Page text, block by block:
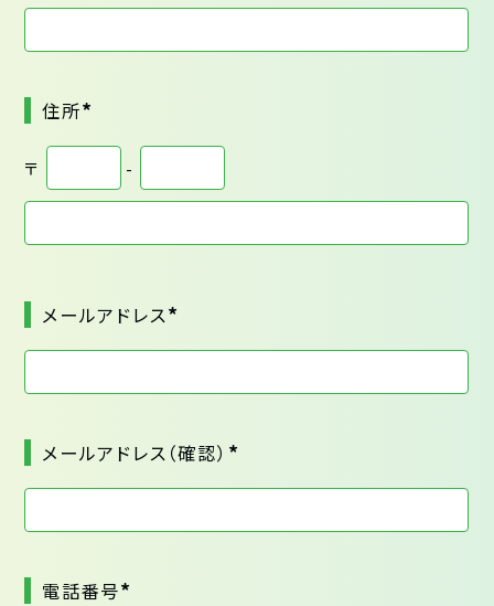
住所*
〒 -
メールアドレス*
メールアドレス（確認） *
電話番号*